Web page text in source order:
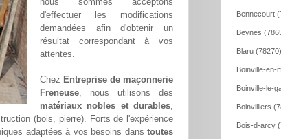
d'effectuer les modifications
demandées afin d'obtenir un
résultat correspondant à vos
attentes.
Chez Entreprise de maçonnerie
Freneuse, nous utilisons des
matériaux nobles et durables,
(bois, pierre). Forts de l'expérience
adaptées à vos besoins dans toutes
Bennecourt
Beynes
Blaru (78270)
Boinville-en-
Boinville-le-
Boinvilliers
Bois-d-arcy